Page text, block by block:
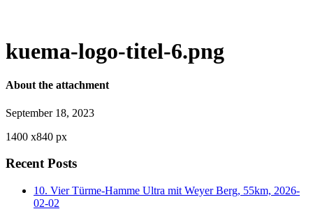
kuema-logo-titel-6.png
About the attachment
September 18, 2023
1400 x840 px
Recent Posts
10. Vier Türme-Hamme Ultra mit Weyer Berg, 55km, 2026-
02-02